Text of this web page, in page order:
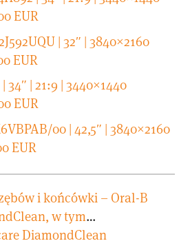
EUR
| 32″ | 3840×2160
EUR
34″ | 21:9 | 3440×1440
EUR
00 | 42,5″ | 3840×2160
EUR
i końcówki – Oral-B
w tym…
DiamondClean